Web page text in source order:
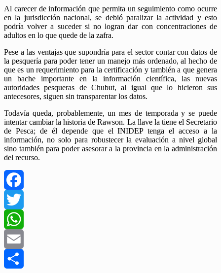
Al carecer de información que permita un seguimiento como ocurre
en la jurisdicción nacional, se debió paralizar la actividad y esto
podría volver a suceder si no logran dar con concentraciones de
adultos en lo que quede de la zafra.
Pese a las ventajas que supondría para el sector contar con datos de
la pesquería para poder tener un manejo más ordenado, al hecho de
que es un requerimiento para la certificación y también a que genera
un bache importante en la información científica, las nuevas
autoridades pesqueras de Chubut, al igual que lo hicieron sus
antecesores, siguen sin transparentar los datos.
Todavía queda, probablemente, un mes de temporada y se puede
intentar cambiar la historia de Rawson. La llave la tiene el Secretario
de Pesca; de él depende que el INIDEP tenga el acceso a la
información, no solo para robustecer la evaluación a nivel global
sino también para poder asesorar a la provincia en la administración
del recurso.
Facebook
Twitter
WhatsApp
Email